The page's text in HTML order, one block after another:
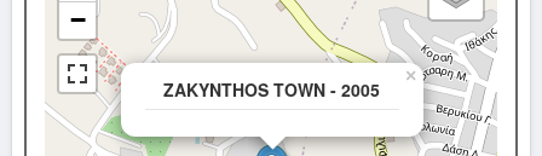
ZAKYNTHOS TOWN - 2005
×
−